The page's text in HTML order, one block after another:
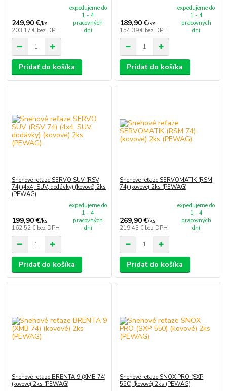
249,90 €/ks
203,17 € bez DPH
expedujeme do
1 - 4
pracovných
dní
Pridať do košíka
189,90 €/ks
154,39 € bez DPH
expedujeme do
1 - 4
pracovných
dní
Pridať do košíka
Snehové reťaze SERVO SUV (RSV
74) (4x4, SUV, dodávky) (kovové) 2ks
(PEWAG)
199,90 €/ks
162,52 € bez DPH
expedujeme do
1 - 4
pracovných
dní
Pridať do košíka
Snehové reťaze SERVOMATIK (RSM
74) (kovové) 2ks (PEWAG)
269,90 €/ks
219,43 € bez DPH
expedujeme do
1 - 4
pracovných
dní
Pridať do košíka
Snehové reťaze BRENTA 9 (XMB 74)
(kovové) 2ks (PEWAG)
Snehové reťaze SNOX PRO (SXP
550) (kovové) 2ks (PEWAG)